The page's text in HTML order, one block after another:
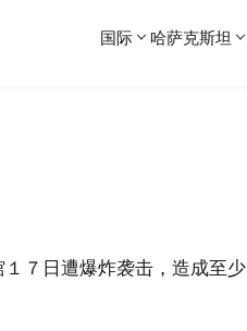
国际 哈萨克斯坦
７日遭爆炸袭击，造成至少